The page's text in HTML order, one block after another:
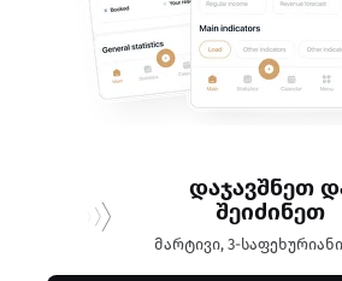
მარტივი, 3-
დაჯავშნეთ
შეიძინეთ